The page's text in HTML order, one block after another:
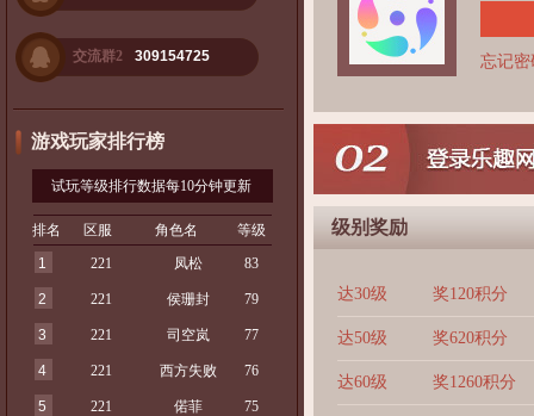
交流群2 309154725
游戏玩家排行榜
试玩等级排行数据每10分钟更新
排名 区服 角色名
等级
1
221 凤松 83
2 221 侯珊封 79
3 221 司空岚 77
4 221 西方失败 76
5 221 偌菲 75
忘记密
级别奖励
达30级 奖120积分
达50级 奖620积分
达60级 奖1260积分